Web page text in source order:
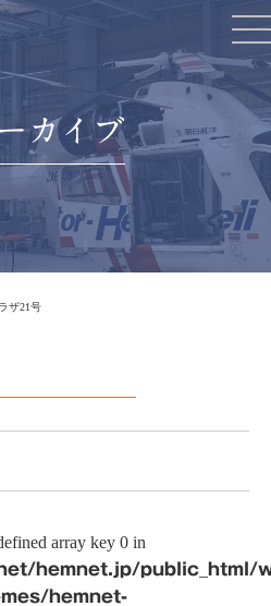
カイブ
ザ21号
array key 0 in
hemnet.jp/public_html/
hemnet-